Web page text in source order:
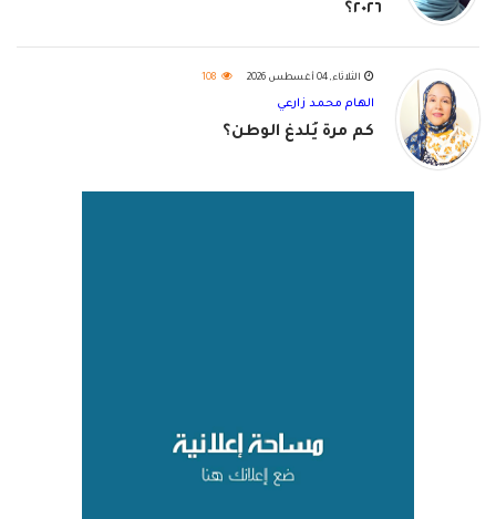
٢٠٢٦؟
الثلاثاء, 04 أغسطس 2026 108
الهام محمد زارعي
كم مرة يُلدغ الوطن؟